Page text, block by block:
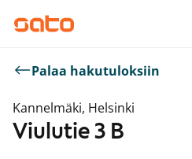
Palaa hakutuloksiin
Kannelmäki, Helsinki
Viulutie 3 B